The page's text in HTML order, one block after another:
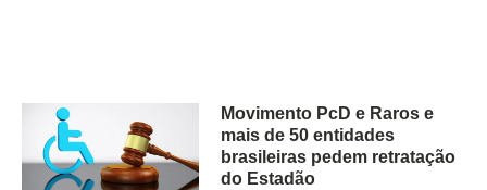
Movimento PcD e Raros e
mais de 50 entidades
brasileiras pedem retratação
do Estadão